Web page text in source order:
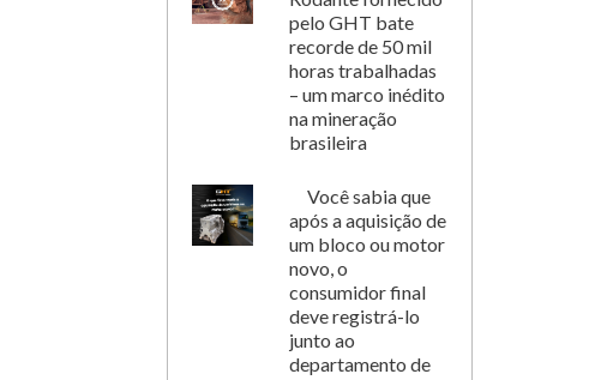
pelo GHT bate
recorde de 50 mil
horas trabalhadas
– um marco inédito
na mineração
brasileira
Você sabia que
após a aquisição de
um bloco ou motor
novo, o
consumidor final
deve registrá-lo
junto ao
departamento de